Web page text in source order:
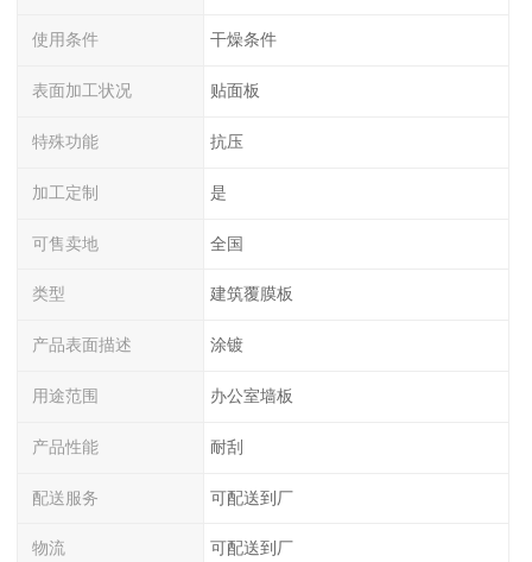
使用条件 干燥条件
表面加工状况 贴面板
特殊功能 抗压
加工定制 是
可售卖地 全国
类型 建筑覆膜板
产品表面描述 涂镀
用途范围 办公室墙板
产品性能 耐刮
配送服务 可配送到厂
物流 可配送到厂